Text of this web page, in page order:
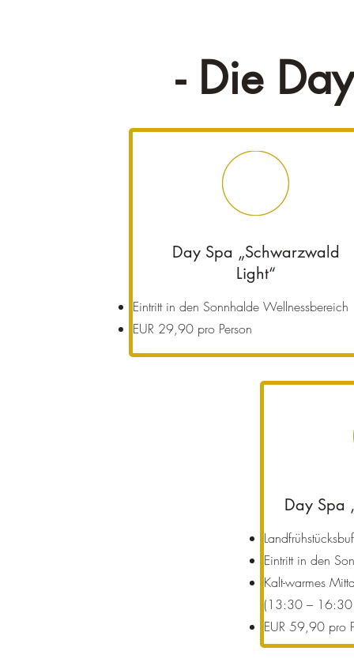
- Die
Day Spa „Schwarzwald
Light“
Eintritt in den Sonnhalde Wellnessbereich
EUR 29,90 pro Person
Day Spa
Eintritt in den
Kalt-warmes
(13:30 – 16:30
EUR 59,90 pro